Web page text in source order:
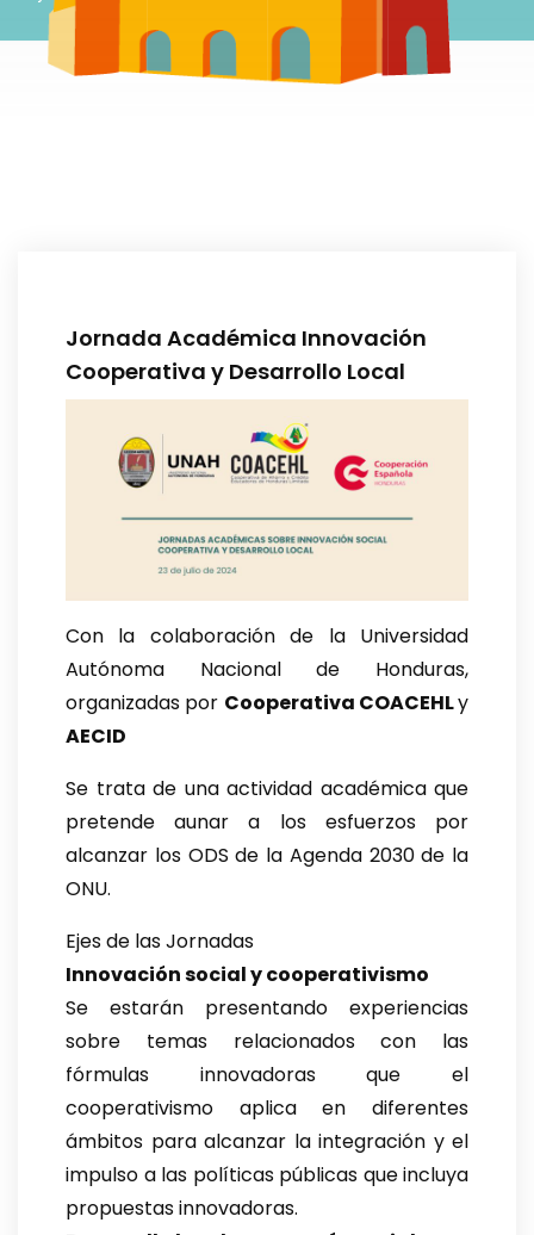
Jornada Académica Innovación
Cooperativa y Desarrollo Local
Con la colaboración de la Universidad
Autónoma Nacional de Honduras,
organizadas por Cooperativa COACEHLy
AECID
Se trata de una actividad académica que
pretende aunar a los esfuerzos por
alcanzar los ODS de la Agenda 2030 de la
ONU.
Ejes de las Jornadas
Innovación social y cooperativismo
Se estarán presentando experiencias
sobre temas relacionados con las
fórmulas innovadoras que el
cooperativismo aplica en diferentes
ámbitos para alcanzar la integración y el
impulso a las políticas públicas que incluya
propuestas innovadoras.